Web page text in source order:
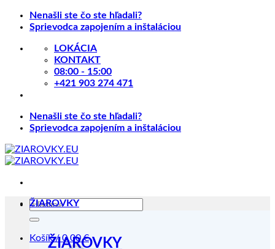
Skip
Nenašli ste čo ste hľadali?
Sprievodca zapojením a inštaláciou
LOKÁCIA
KONTAKT
08:00 - 15:00
+421 903 274 471
Nenašli ste čo ste hľadali?
Sprievodca zapojením a inštaláciou
Hľadať:
Košík /0.00€
ŽIAROVKY
ŽIAROVKY